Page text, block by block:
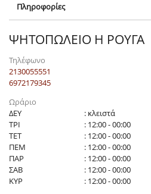
Πληροφορίες
ΨΗΤΟΠΩΛΕΙΟ Η ΡΟΥΓΑ
Τηλέφωνο
2130055551
6972179345
Ωράριο
ΔΕΥ
: κλειστά
ΤΡΙ
: 12:00 - 00:00
ΤΕΤ
: 12:00 - 00:00
ΠΕΜ
: 12:00 - 00:00
ΠΑΡ
: 12:00 - 00:00
ΣΑΒ
: 12:00 - 00:00
ΚΥΡ
: 12:00 - 00:00